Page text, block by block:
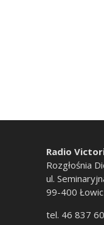
Radio
Rozgłośnia
ul.
99-400
tel. 46 837